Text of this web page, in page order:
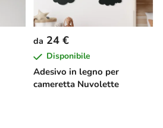
Adesivo in legno per
cameretta Nuvolette
da 24 €
Disponibile